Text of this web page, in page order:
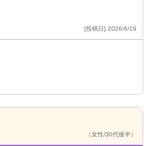
[投稿日] 2026/6/19
（女性/30代後半）